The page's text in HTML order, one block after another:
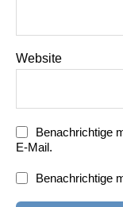
Website
Benachrichtige
E-Mail.
Benachrichtige